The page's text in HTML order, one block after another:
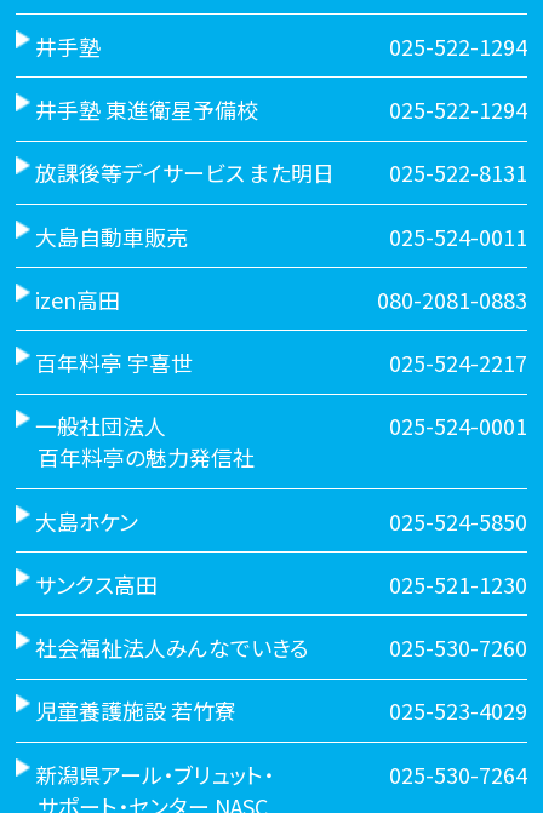
井手塾 025-522-1294
井手塾 東進衛星予備校 025-522-1294
放課後等デイサービス また明日 025-522-8131
大島自動車販売 025-524-0011
izen高田 080-2081-0883
百年料亭 宇喜世 025-524-2217
一般社団法人
百年料亭の魅力発信社
025-524-0001
大島ホケン 025-524-5850
サンクス高田 025-521-1230
社会福祉法人みんなでいきる 025-530-7260
児童養護施設 若竹寮 025-523-4029
新潟県アール・ブリュット・
サポート・センター NASC
025-530-7264